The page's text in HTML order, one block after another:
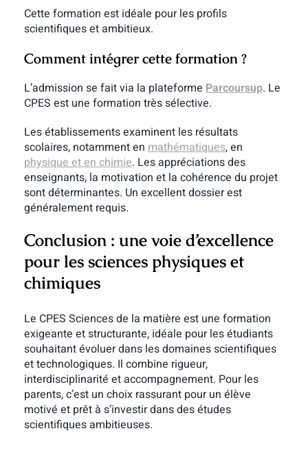
Cette formation est idéale pour les profils
scientifiques et ambitieux.
Comment intégrer cette formation ?
L’admission se fait via la plateforme Parcoursup. Le
CPES est une formation très sélective.
Les établissements examinent les résultats
scolaires, notamment en mathématiques, en
physique et en chimie. Les appréciations des
enseignants, la motivation et la cohérence du projet
sont déterminantes. Un excellent dossier est
généralement requis.
Conclusion : une voie d’excellence
pour les sciences physiques et
chimiques
Le CPES Sciences de la matière est une formation
exigeante et structurante, idéale pour les étudiants
souhaitant évoluer dans les domaines scientifiques
et technologiques. Il combine rigueur,
interdisciplinarité et accompagnement. Pour les
parents, c’est un choix rassurant pour un élève
motivé et prêt à s’investir dans des études
scientifiques ambitieuses.